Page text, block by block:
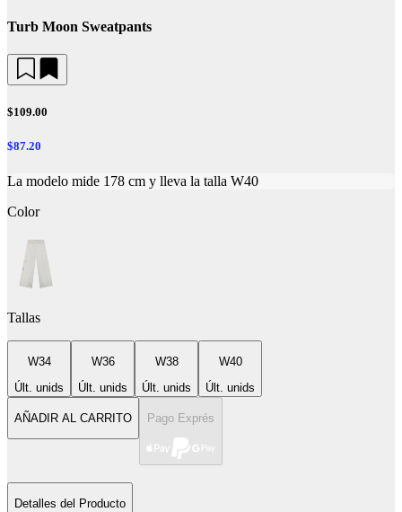
Turb Moon Sweatpants
$109.00
$87.20
La modelo mide 178 cm y lleva la talla W40
Color
Tallas
W34
Últ. unids
W36
Últ. unids
W38
Últ. unids
W40
Últ. unids
AÑADIR AL CARRITO Pago Exprés
Detalles del Producto